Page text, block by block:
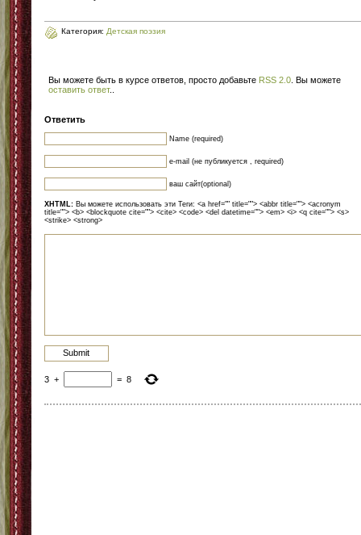
Категория: Детская поэзия
Вы можете быть в курсе ответов, просто добавьте RSS 2.0 . Вы можете
оставить ответ.
Ответить
Name (required)
e-mail (не публикуется , required)
ваш сайт(optional)
XHTML: Вы можете использовать эти Теги: <a href="" title=""> <abbr title=""> <acronym
title=""> <b> <blockquote cite=""> <cite> <code> <del datetime=""> <em> <i> <q cite=""> <s>
<strike> <strong>
3 + = 8